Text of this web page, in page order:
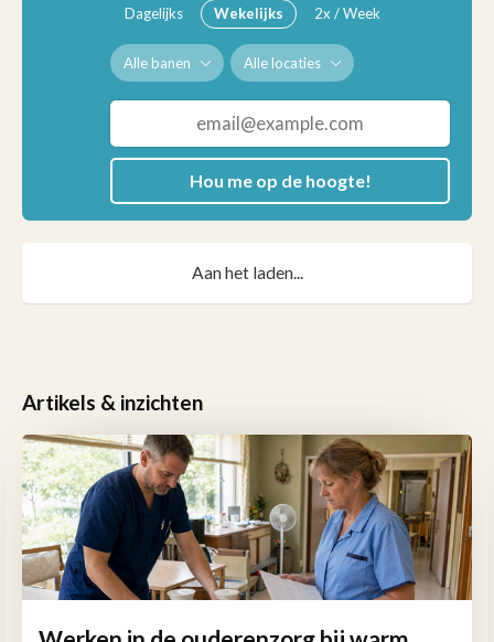
Dagelijks Wekelijks 2x / Week
Alle banen Alle locaties
Hou me op de hoogte!
Aan het laden...
Artikels & inzichten